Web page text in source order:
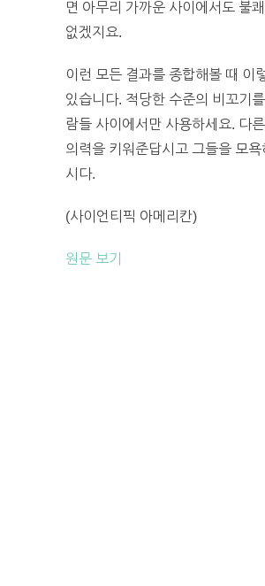
면 아무리 가까운 사이에서도 불
없겠지요.
이런 모든 결과를 종합해볼 때 이
있습니다. 적당한 수준의 비꼬기
람들 사이에서만 사용하세요. 다
의력을 키워준답시고 그들을 모
시다.
(사이언티픽 아메리칸)
원문 보기